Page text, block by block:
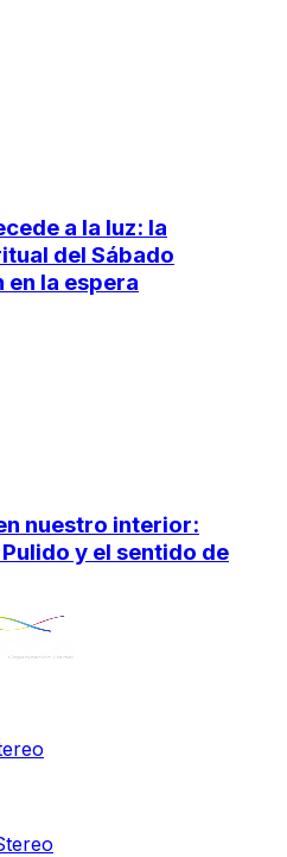
a la luz: la
del Sábado
en la espera
nuestro interior:
y el sentido de